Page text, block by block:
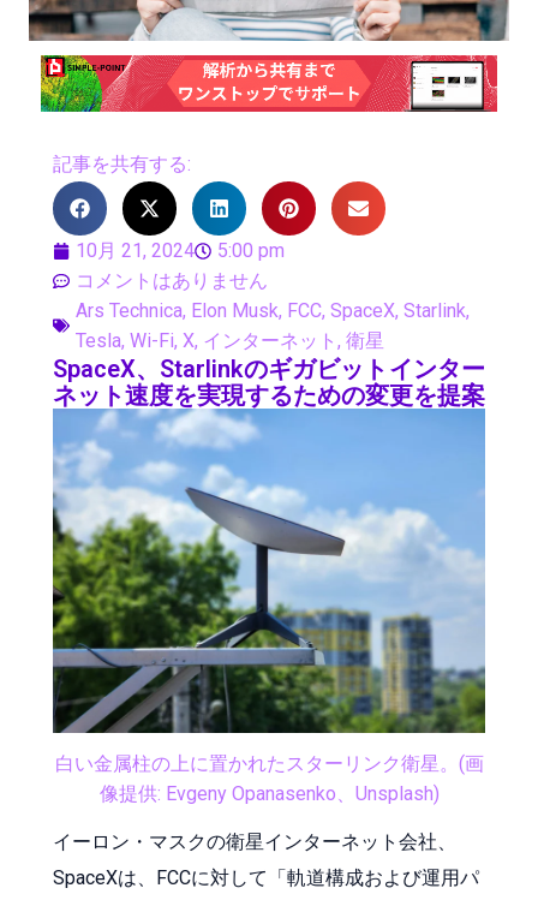
記事を共有する:
10月 21, 2024
5:00 pm
コメントはありません
Ars Technica, Elon Musk, FCC, SpaceX, Starlink,
Tesla, Wi-Fi, X, インターネット , 衛星
SpaceX、Starlinkのギガビットインター
ネット速度を実現するための変更を提案
白い金属柱の上に置かれたスターリンク衛星。(画
像提供: Evgeny Opanasenko、Unsplash)
イーロン・マスクの衛星インターネット会社、
SpaceXは、FCCに対して「軌道構成および運用パ